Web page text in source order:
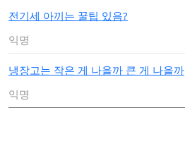
전기세 아끼는 꿀팁 있음?
익명
냉장고는 작은 게 나을까 큰 게 나을까
익명